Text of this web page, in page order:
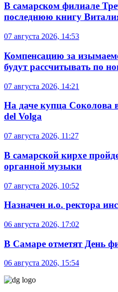
В самарском филиале
последнюю книгу
07 августа 2026, 14:53
Компенсацию за
будут рассчитывать по
07 августа 2026, 14:21
На даче купца Соколова
del Volga
07 августа 2026, 11:27
В самарской кирхе
органной музыки
07 августа 2026, 10:52
Назначен и.о. ректора
06 августа 2026, 17:02
В Самаре отметят День
06 августа 2026, 15:54